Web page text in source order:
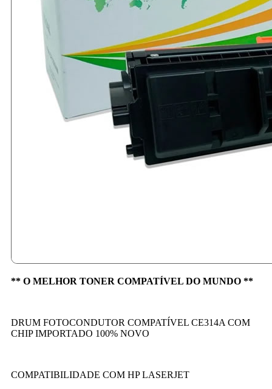
** O MELHOR TONER COMPATÍVEL DO MUNDO **
DRUM FOTOCONDUTOR COMPATÍVEL CE314A COM
CHIP IMPORTADO 100% NOVO
COMPATIBILIDADE COM HP LASERJET